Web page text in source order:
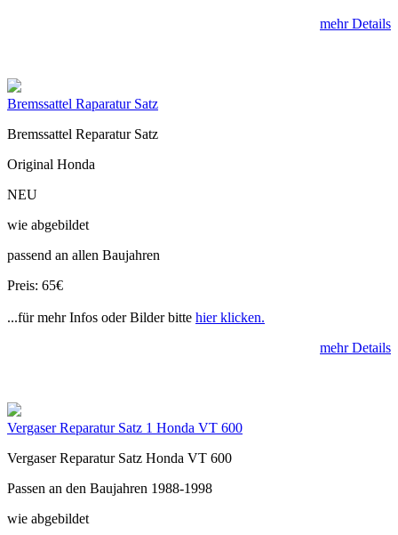
mehr Details
Bremssattel Raparatur Satz
Bremssattel Reparatur Satz
Original Honda
NEU
wie abgebildet
passend an allen Baujahren
Preis: 65€
...für mehr Infos oder Bilder bitte hier klicken.
mehr Details
Vergaser Reparatur Satz 1 Honda VT 600
Vergaser Reparatur Satz Honda VT 600
Passen an den Baujahren 1988-1998
wie abgebildet